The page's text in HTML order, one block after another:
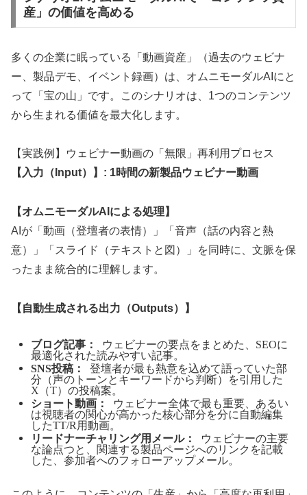
産」の価値を高める
多くの企業に眠っている「動画資産」（過去のウェビナ
ー、製品デモ、イベント録画）は、オムニモーダルAIにと
って「宝の山」です。このシナリオは、1つのコンテンツ
から生まれる価値を最大化します。
【実践例】ウェビナー動画の「無限」再利用プロセス
【入力（Input）】: 1時間の新製品ウェビナー動画
【オムニモーダルAIによる処理】
AIが「動画（登壇者の表情）」「音声（話の内容と熱
意）」「スライド（テキストと図）」を同時に、文脈を保
ったまま統合的に理解します。
【自動生成される出力（Outputs）】
ブログ記事：
ウェビナーの要点をまとめた、SEOに
最適化された読みやすい記事。
SNS投稿：
登壇者が最も熱意を込めて語っていた部
分（声のトーンとキーワードから判断）を引用した
X（Twitter）の投稿案。
ショート動画：
ウェビナー全体で最も重要、あるい
は視聴者の関心が高かった核心部分を1分に自動編集
したTikTok/Reels用動画。
リードナーチャリング用メール：
ウェビナーの主要
な論点3つと、関連する製品ページへのリンクを記載
した、参加者へのフォローアップメール。